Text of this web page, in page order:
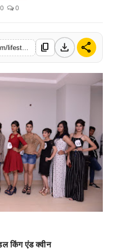
0 0
content_copy download share
किंग एंड क्वीन